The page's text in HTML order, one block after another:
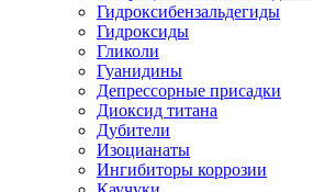
Гидроксибензальдегиды
Гидроксиды
Гликоли
Гуанидины
Депрессорные присадки
Диоксид титана
Дубители
Изоцианаты
Ингибиторы коррозии